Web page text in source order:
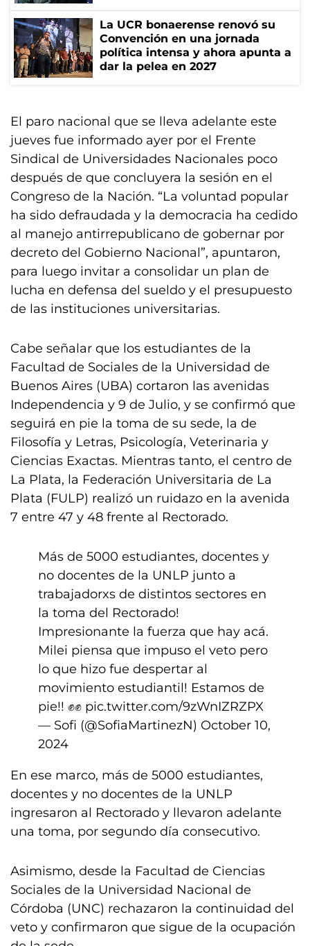
La UCR bonaerense renovó su
Convención en una jornada
política intensa y ahora apunta a
dar la pelea en 2027
El paro nacional que se lleva adelante este
jueves fue informado ayer por el Frente
Sindical de Universidades Nacionales poco
después de que concluyera la sesión en el
Congreso de la Nación. “La voluntad popular
ha sido defraudada y la democracia ha cedido
al manejo antirrepublicano de gobernar por
decreto del Gobierno Nacional”, apuntaron,
para luego invitar a consolidar un plan de
lucha en defensa del sueldo y el presupuesto
de las instituciones universitarias.
Cabe señalar que los estudiantes de la
Facultad de Sociales de la Universidad de
Buenos Aires (UBA) cortaron las avenidas
Independencia y 9 de Julio, y se confirmó que
seguirá en pie la toma de su sede, la de
Filosofía y Letras, Psicología, Veterinaria y
Ciencias Exactas. Mientras tanto, el centro de
La Plata, la Federación Universitaria de La
Plata (FULP) realizó un ruidazo en la avenida
7 entre 47 y 48 frente al Rectorado.
Más de 5000 estudiantes, docentes y
no docentes de la UNLP junto a
trabajadorxs de distintos sectores en
la toma del Rectorado!
Impresionante la fuerza que hay acá.
Milei piensa que impuso el veto pero
lo que hizo fue despertar al
movimiento estudiantil! Estamos de
pie!! ✊✊ pic.twitter.com/9zWnIZRZPX
— Sofi (@SofiaMartinezN) October 10,
2024
En ese marco, más de 5000 estudiantes,
docentes y no docentes de la UNLP
ingresaron al Rectorado y llevaron adelante
una toma, por segundo día consecutivo.
Asimismo, desde la Facultad de Ciencias
Sociales de la Universidad Nacional de
Córdoba (UNC) rechazaron la continuidad del
veto y confirmaron que sigue de la ocupación